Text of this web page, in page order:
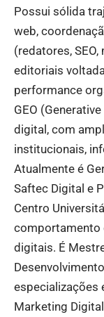
Possui sólida
web,
(redatores,
editoriais
performance
GEO
digital, com
institucionais,
Atualmente é
Saftec Digital e
Centro
comportamento
digitais. É
especializações
Marketing